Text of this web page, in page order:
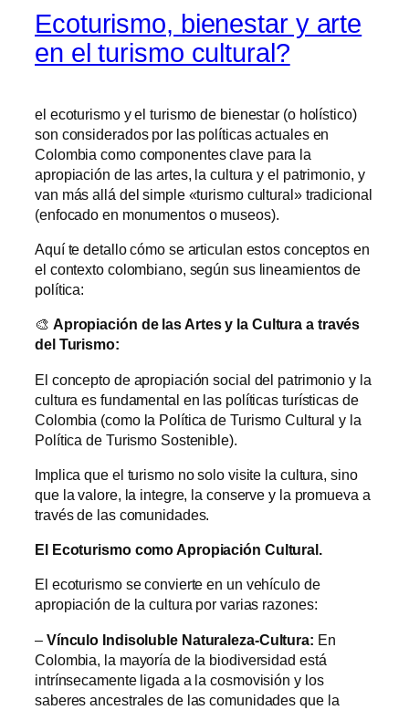
Ecoturismo, bienestar y arte
en el turismo cultural?
el ecoturismo y el turismo de bienestar (o holístico)
son considerados por las políticas actuales en
Colombia como componentes clave para la
apropiación de las artes, la cultura y el patrimonio, y
van más allá del simple «turismo cultural» tradicional
(enfocado en monumentos o museos).
Aquí te detallo cómo se articulan estos conceptos en
el contexto colombiano, según sus lineamientos de
política:
🎨 Apropiación de las Artes y la Cultura a través
del Turismo:
El concepto de apropiación social del patrimonio y la
cultura es fundamental en las políticas turísticas de
Colombia (como la Política de Turismo Cultural y la
Política de Turismo Sostenible).
Implica que el turismo no solo visite la cultura, sino
que la valore, la integre, la conserve y la promueva a
través de las comunidades.
El Ecoturismo como Apropiación Cultural.
El ecoturismo se convierte en un vehículo de
apropiación de la cultura por varias razones:
– Vínculo Indisoluble Naturaleza-Cultura: En
Colombia, la mayoría de la biodiversidad está
intrínsecamente ligada a la cosmovisión y los
saberes ancestrales de las comunidades que la